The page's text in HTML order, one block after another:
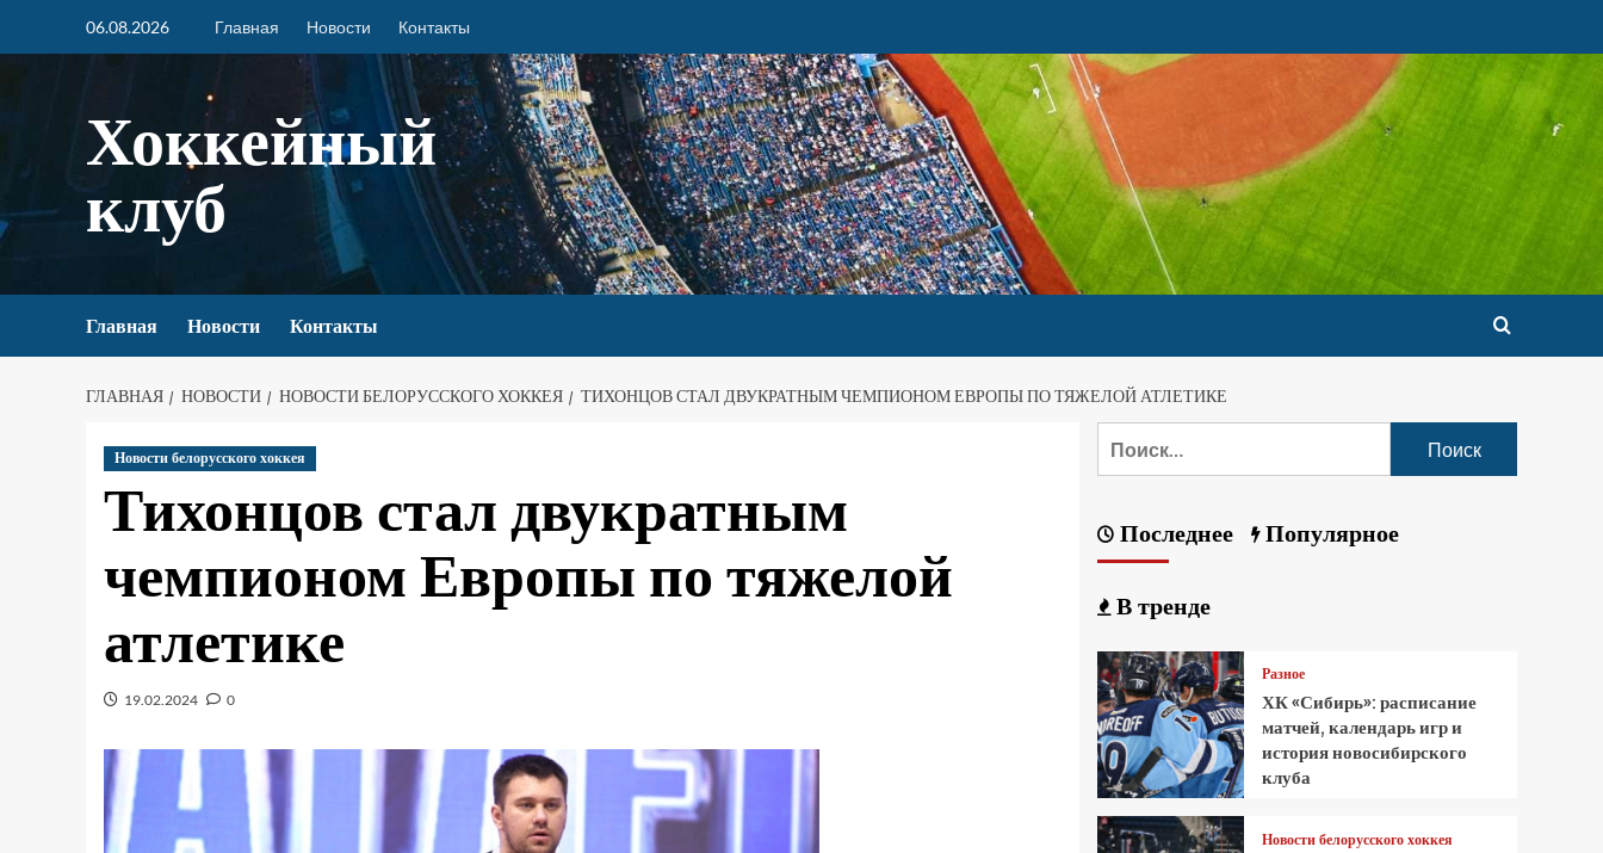
06.08.2026 Главная Новости Контакты
Хоккейный
клуб
Главная Новости Контакты
ГЛАВНАЯ НОВОСТИ НОВОСТИ БЕЛОРУССКОГО ХОККЕЯ ТИХОНЦОВ СТАЛ ДВУКРАТНЫМ ЧЕМПИОНОМ ЕВРОПЫ ПО ТЯЖЕЛОЙ АТЛЕТИКЕ
Новости белорусского хоккея
Тихонцов стал двукратным
чемпионом Европы по тяжелой
атлетике
19.02.2024 0
Последнее Популярное
В тренде
Разное
ХК «Сибирь»: расписание
матчей, календарь игр и
история новосибирского
клуба
Новости белорусского хоккея